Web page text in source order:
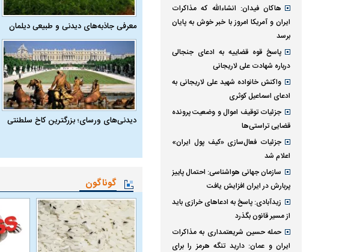
معرفی جاذبه‌های دیدنی و طبیعی دیلمان
دیدنی‌های ورسای؛ بزرگترین کاخ سلطنتی
گوناگون
هاکان فیدان: انشاءالله که مذاکرات
ایران و آمریکا امروز با خبر خوش به پایان
برسد
پاسخ قوه قضاییه به ادعای جنجالی
درباره شهادت علی لاریجانی
واکنش خانواده شهید علی لاریجانی به
ادعای اسماعیل کوثری
جزئیات توقیف اموال و وضعیت پرونده
قضایی تراستی‌ها
جزئیات فعال‌سازی «کیف پول ایران»
اعلام شد
سازمان جهانی هواشناسی: احتمال پاییز
پربارش در ایران افزایش یافت
زیدآبادی: پاسخ به ادعا‌های خرازی باید
از مسیر قانون بگذرد
حمله حسین شریعتمداری به مذاکرات
ایران و عمان: دارید تنگه هرمز را برای